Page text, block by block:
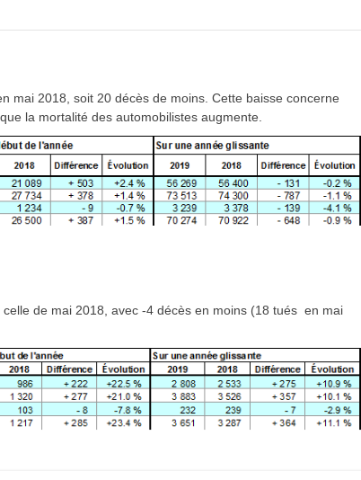
mai 2018, soit 20 décès de moins. Cette baisse concerne
la mortalité des automobilistes augmente.
de mai 2018, avec -4 décès en moins (18 tués en mai